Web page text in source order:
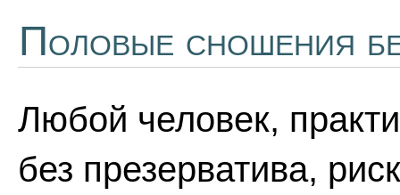
Половые сношения
Любой человек,
без презерватива,